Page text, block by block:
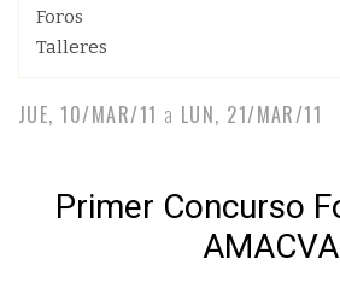
Foros
Talleres
JUE, 10/MAR/11 a LUN, 21/MAR/11
Primer Concurso
AMACVA